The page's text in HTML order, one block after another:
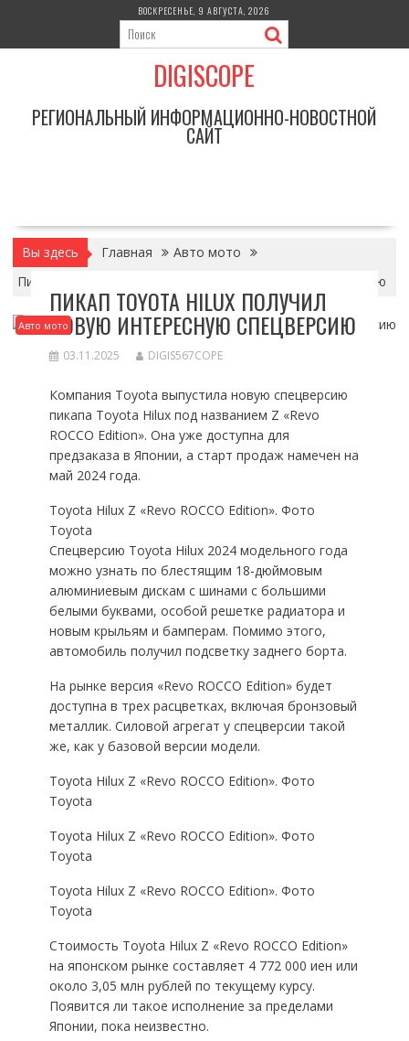
содержимому
ВОСКРЕСЕНЬЕ, 9 АВГУСТА, 2026
DIGISCOPE
РЕГИОНАЛЬНЫЙ ИНФОРМАЦИОННО-НОВОСТНОЙ
САЙТ
Вы здесь Главная
Авто мото
Пикап Toyota Hilux получил новую интересную спецверсию
Авто мото
ПИКАП TOYOTA HILUX ПОЛУЧИЛ
НОВУЮ ИНТЕРЕСНУЮ СПЕЦВЕРСИЮ
03.11.2025 DIGIS567COPE
Компания Toyota выпустила новую спецверсию
пикапа Toyota Hilux под названием Z «Revo
ROCCO Edition». Она уже доступна для
предзаказа в Японии, а старт продаж намечен на
май 2024 года.
Toyota Hilux Z «Revo ROCCO Edition». Фото
Toyota
Спецверсию Toyota Hilux 2024 модельного года
можно узнать по блестящим 18-дюймовым
алюминиевым дискам с шинами с большими
белыми буквами, особой решетке радиатора и
новым крыльям и бамперам. Помимо этого,
автомобиль получил подсветку заднего борта.
На рынке версия «Revo ROCCO Edition» будет
доступна в трех расцветках, включая бронзовый
металлик. Силовой агрегат у спецверсии такой
же, как у базовой версии модели.
Toyota Hilux Z «Revo ROCCO Edition». Фото
Toyota
Toyota Hilux Z «Revo ROCCO Edition». Фото
Toyota
Toyota Hilux Z «Revo ROCCO Edition». Фото
Toyota
Стоимость Toyota Hilux Z «Revo ROCCO Edition»
на японском рынке составляет 4 772 000 иен или
около 3,05 млн рублей по текущему курсу.
Появится ли такое исполнение за пределами
Японии, пока неизвестно.